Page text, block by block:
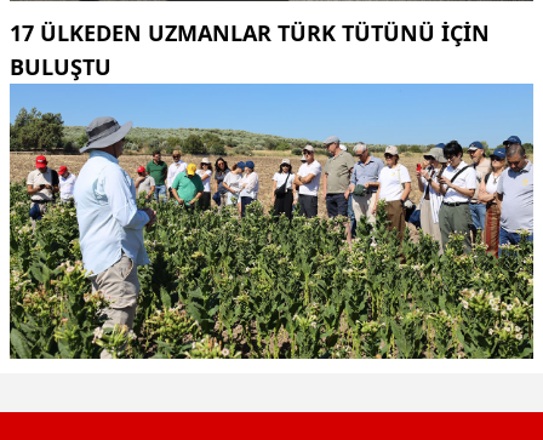
17 ÜLKEDEN UZMANLAR TÜRK TÜTÜNÜ IÇIN
BULUŞTU